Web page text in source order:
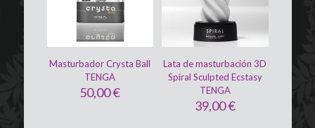
Masturbador Crysta Ball
TENGA
50,00€
Lata de masturbación 3D
Spiral Sculpted Ecstasy
TENGA
39,00€